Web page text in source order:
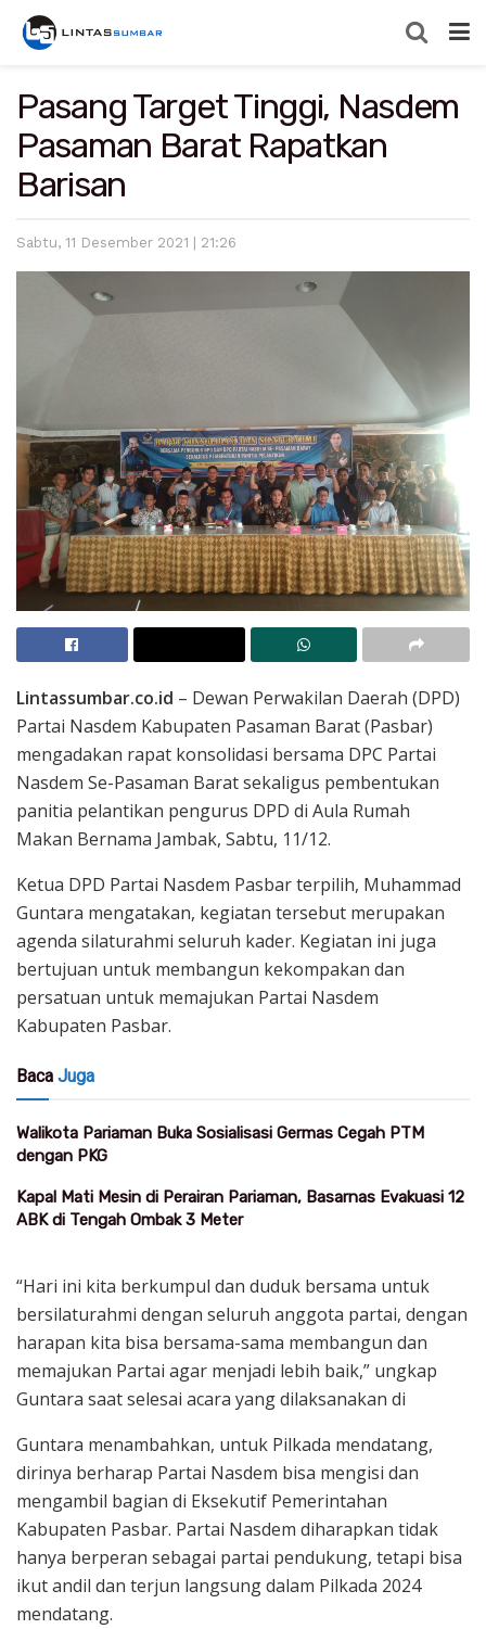
Pasang Target Tinggi, Nasdem
Pasaman Barat Rapatkan
Barisan
Sabtu, 11 Desember 2021 | 21:26
Lintassumbar.co.id – Dewan Perwakilan Daerah (DPD)
Partai Nasdem Kabupaten Pasaman Barat (Pasbar)
mengadakan rapat konsolidasi bersama DPC Partai
Nasdem Se-Pasaman Barat sekaligus pembentukan
panitia pelantikan pengurus DPD di Aula Rumah
Makan Bernama Jambak, Sabtu, 11/12.
Ketua DPD Partai Nasdem Pasbar terpilih, Muhammad
Guntara mengatakan, kegiatan tersebut merupakan
agenda silaturahmi seluruh kader. Kegiatan ini juga
bertujuan untuk membangun kekompakan dan
persatuan untuk memajukan Partai Nasdem
Kabupaten Pasbar.
Baca Juga
Walikota Pariaman Buka Sosialisasi Germas Cegah PTM
dengan PKG
Kapal Mati Mesin di Perairan Pariaman, Basarnas Evakuasi 12
ABK di Tengah Ombak 3 Meter
“Hari ini kita berkumpul dan duduk bersama untuk
bersilaturahmi dengan seluruh anggota partai, dengan
harapan kita bisa bersama-sama membangun dan
memajukan Partai agar menjadi lebih baik,” ungkap
Guntara saat selesai acara yang dilaksanakan di
Guntara menambahkan, untuk Pilkada mendatang,
dirinya berharap Partai Nasdem bisa mengisi dan
mengambil bagian di Eksekutif Pemerintahan
Kabupaten Pasbar. Partai Nasdem diharapkan tidak
hanya berperan sebagai partai pendukung, tetapi bisa
ikut andil dan terjun langsung dalam Pilkada 2024
mendatang.